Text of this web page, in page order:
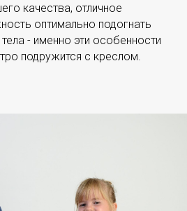
качества, отличное
оптимально подогнать
- именно эти особенности
подружится с креслом.